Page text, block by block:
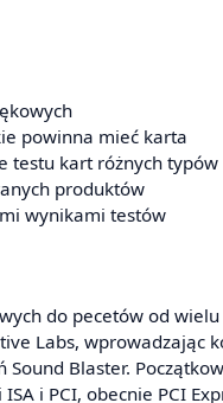
powinna mieć karta
testu kart różnych typów
produktów
wynikami testów
do pecetów od
Labs, wprowadzając
Blaster.
i PCI, obecnie PCI